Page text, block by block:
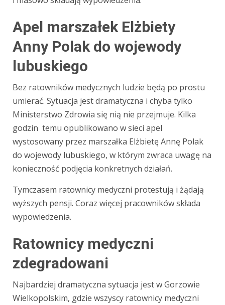
Apel marszałek Elżbiety
Anny Polak do wojewody
lubuskiego
Bez ratowników medycznych ludzie będą po prostu
umierać. Sytuacja jest dramatyczna i chyba tylko
Ministerstwo Zdrowia się nią nie przejmuje. Kilka
godzin temu opublikowano w sieci apel
wystosowany przez marszałka Elżbietę Annę Polak
do wojewody lubuskiego, w którym zwraca uwagę na
konieczność podjęcia konkretnych działań.
Tymczasem ratownicy medyczni protestują i żądają
wyższych pensji. Coraz więcej pracowników składa
wypowiedzenia.
Ratownicy medyczni
zdegradowani
Najbardziej dramatyczna sytuacja jest w Gorzowie
Wielkopolskim, gdzie wszyscy ratownicy medyczni